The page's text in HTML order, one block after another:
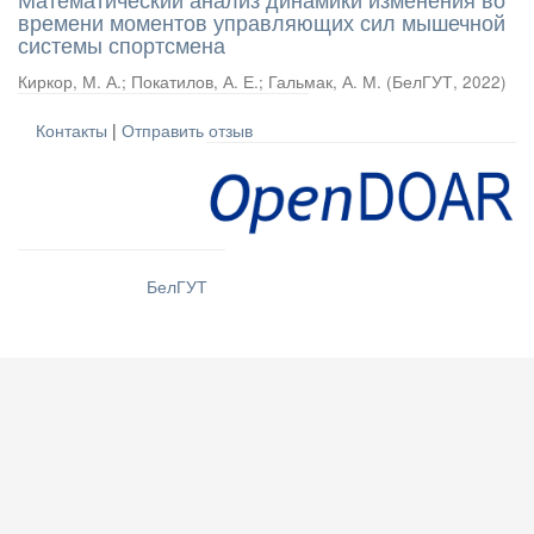
времени моментов управляющих сил мышечной
системы спортсмена
Киркор, М. А.; Покатилов, А. Е.; Гальмак, А. М. (БелГУТ, 2022)
Контакты | Отправить отзыв
БелГУТ